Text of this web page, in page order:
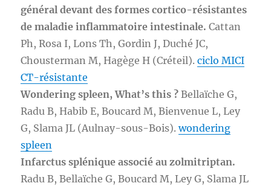
général devant des formes cortico-résistantes
de maladie inflammatoire intestinale. Cattan
Ph, Rosa I, Lons Th, Gordin J, Duché JC,
Chousterman M, Hagège H (Créteil).ciclo MICI
CT-résistante
Wondering spleen, What’s this ? Bellaïche G,
Radu B, Habib E, Boucard M, Bienvenue L, Ley
G, Slama JL (Aulnay-sous-Bois).wondering
spleen
Infarctus splénique associé au zolmitriptan.
Radu B, Bellaïche G, Boucard M, Ley G, Slama JL